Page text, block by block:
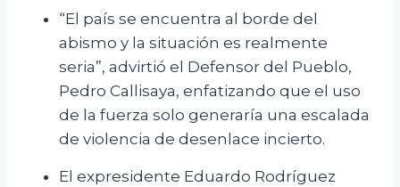
“El país se encuentra al borde del
abismo y la situación es realmente
seria”, advirtió el Defensor del Pueblo,
Pedro Callisaya, enfatizando que el uso
de la fuerza solo generaría una escalada
de violencia de desenlace incierto.
El expresidente Eduardo Rodríguez